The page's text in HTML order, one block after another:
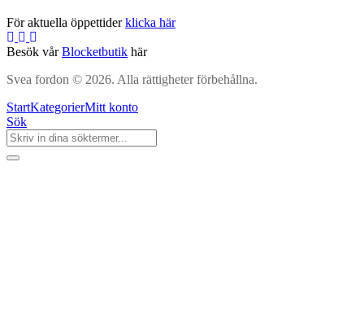
För aktuella öppettiderklicka här
Besök vårBlocketbutik här
Svea fordon © 2026. Alla rättigheter förbehållna.
StartKategorierMitt konto
Sök